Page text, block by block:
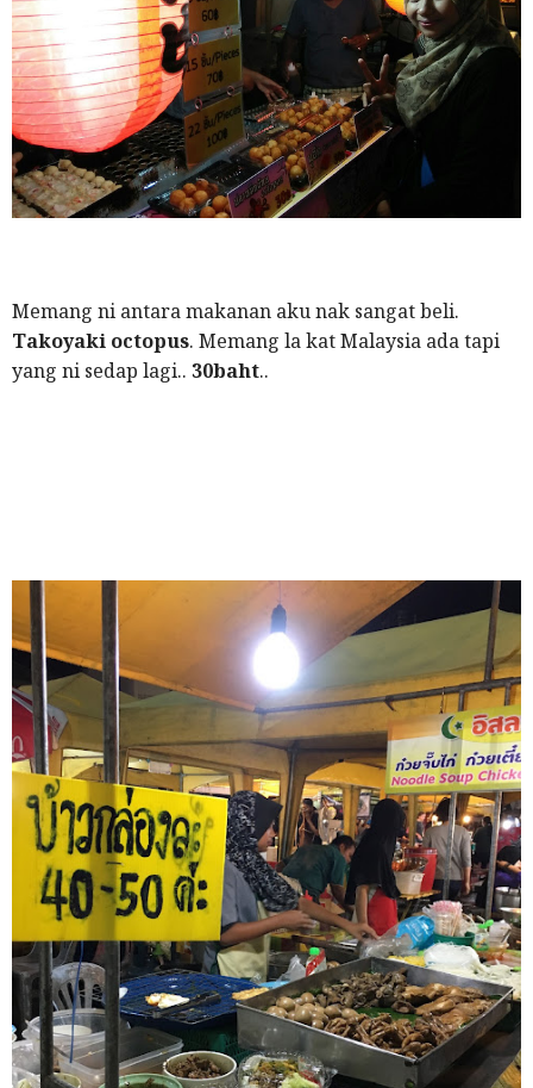
Memang ni antara makanan aku nak sangat beli.
Takoyaki octopus. Memang la kat Malaysia ada tapi
yang ni sedap lagi.. 30baht..